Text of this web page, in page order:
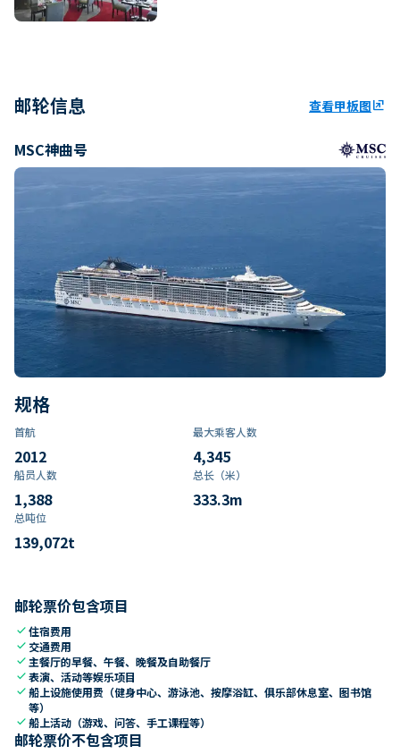
邮轮信息 查看甲板图ungroup
MSC神曲号
规格
首航
2012
最大乘客人数
4,345
船员人数
1,388
总长（米）
333.3m
总吨位
139,072t
邮轮票价包含项目
check住宿费用
check 交通费用
check 主餐厅的早餐、午餐、晚餐及自助餐厅
check表演、活动等娱乐项目
check船上设施使用费（健身中心、游泳池、按摩浴缸、俱乐部休息室、图书馆
等）
check船上活动（游戏、问答、手工课程等）
邮轮票价不包含项目